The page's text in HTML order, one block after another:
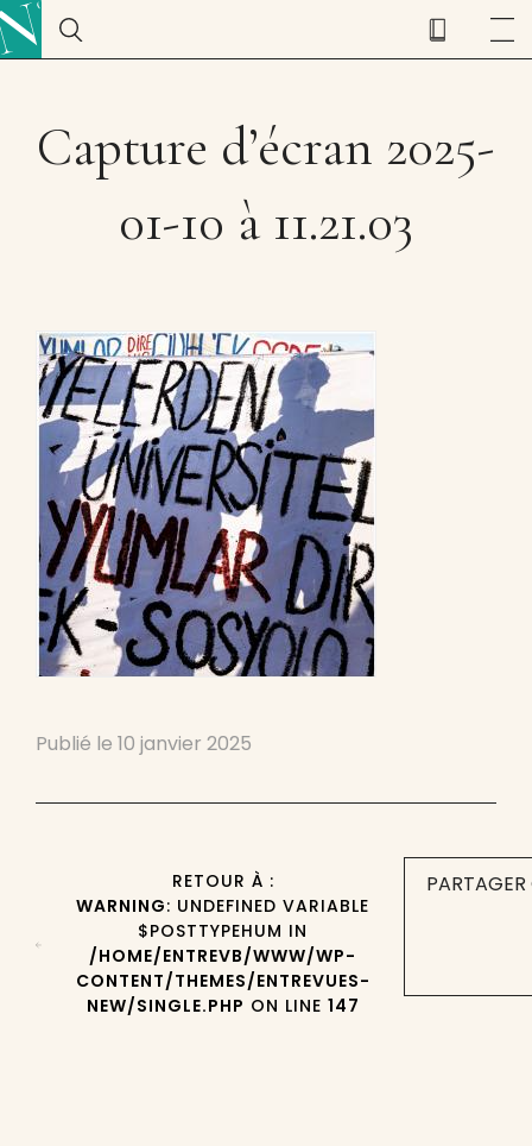
Capture d’écran 2025-
01-10 à 11.21.03
Publié le 10 janvier 2025
RETOUR À :
WARNING: UNDEFINED VARIABLE
$POSTTYPEHUM IN
/HOME/ENTREVB/WWW/WP-
CONTENT/THEMES/ENTREVUES-
NEW/SINGLE.PHP ON LINE 147